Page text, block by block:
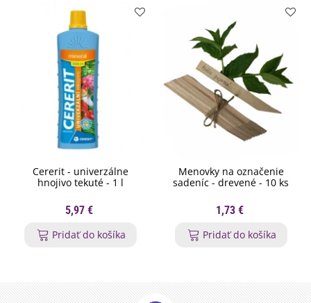
Cererit - univerzálne
hnojivo tekuté - 1 l
5,97 €
Pridať do košíka
Menovky na označenie
sadeníc - drevené - 10 ks
1,73 €
Pridať do košíka